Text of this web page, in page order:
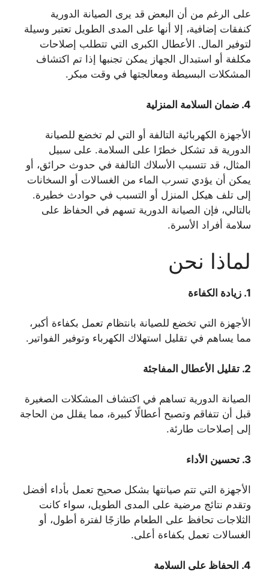
على الرغم من أن البعض قد يرى الصيانة الدورية
كنفقات إضافية، إلا أنها على المدى الطويل تعتبر وسيلة
لتوفير المال. الأعطال الكبرى التي تتطلب إصلاحات
مكلفة أو استبدال الجهاز يمكن تجنبها إذا تم اكتشاف
المشكلات البسيطة ومعالجتها في وقت مبكر.
4. ضمان السلامة المنزلية
الأجهزة الكهربائية التالفة أو التي لم تخضع للصيانة
الدورية قد تشكل خطرًا على السلامة. على سبيل
المثال، قد تتسبب الأسلاك التالفة في حدوث حرائق، أو
يمكن أن يؤدي تسرب الماء من الغسالات أو السخانات
إلى تلف هيكل المنزل أو التسبب في حوادث خطيرة.
بالتالي، فإن الصيانة الدورية تسهم في الحفاظ على
سلامة أفراد الأسرة.
لماذا نحن
1. زيادة الكفاءة
الأجهزة التي تخضع للصيانة بانتظام تعمل بكفاءة أكبر،
مما يساهم في تقليل استهلاك الكهرباء وتوفير الفواتير.
2. تقليل الأعطال المفاجئة
الصيانة الدورية تساهم في اكتشاف المشكلات الصغيرة
قبل أن تتفاقم وتصبح أعطالًا كبيرة، مما يقلل من الحاجة
إلى إصلاحات طارئة.
3. تحسين الأداء
الأجهزة التي تتم صيانتها بشكل صحيح تعمل بأداء أفضل
وتقدم نتائج مرضية على المدى الطويل، سواء كانت
الثلاجات تحافظ على الطعام طازجًا لفترة أطول، أو
الغسالات تعمل بكفاءة أعلى.
4. الحفاظ على السلامة